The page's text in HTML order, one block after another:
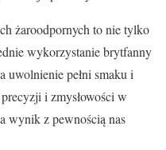
żaroodpornych to nie tylko
wykorzystanie brytfanny
uwolnienie pełni smaku i
i zmysłowości w
wynik z pewnością nas